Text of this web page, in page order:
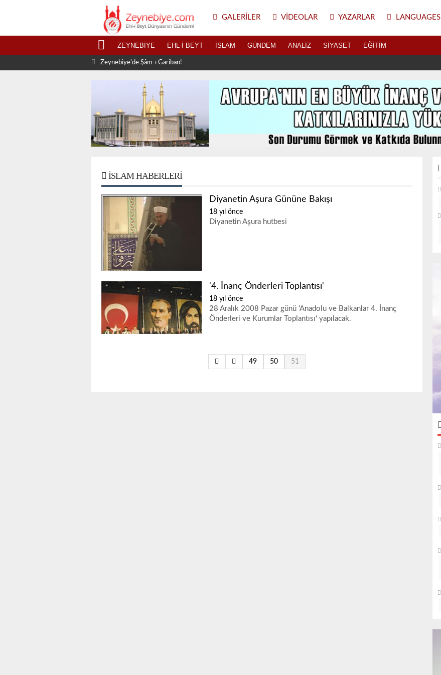
GALERILER VIDEOLAR YAZARLAR LANGUAGES
ZEYNEBIYE EHL-I BEYT İSLAM GÜNDEM ANALIZ SIYASET EĞITIM
Zeynebiye'de Şâm-ı Gariban!
İSLAM HABERLERI
Diyanetin Aşura Gününe Bakışı
18 yıl önce
Diyanetin Aşura hutbesi
'4. İnanç Önderleri Toplantısı'
18 yıl önce
28 Aralık 2008 Pazar günü 'Anadolu ve Balkanlar 4. İnanç
Önderleri ve Kurumlar Toplantısı' yapılacak.
49 50 51